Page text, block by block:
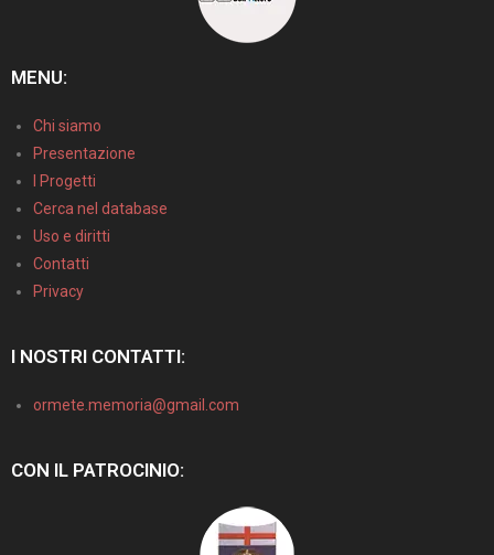
MENU:
Chi siamo
Presentazione
I Progetti
Cerca nel database
Uso e diritti
Contatti
Privacy
I NOSTRI CONTATTI:
ormete.memoria@gmail.com
CON IL PATROCINIO: